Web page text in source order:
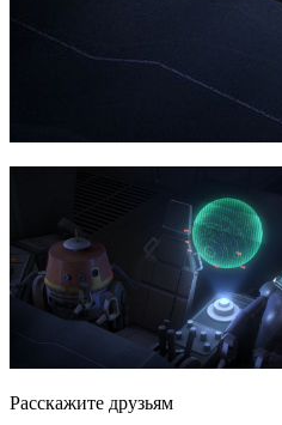
Расскажите друзьям